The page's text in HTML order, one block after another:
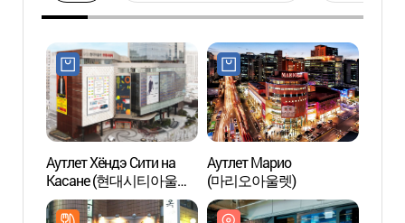
Аутлет Хёндэ Сити на
Касане (현대시티아울렛
가산점)
Аутлет Марио
(마리오아울렛)